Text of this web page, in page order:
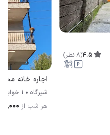
4.5
(
8 نظر)
اجاره خانه محمدی
شیرگاه
1 خوابه
هر شب از